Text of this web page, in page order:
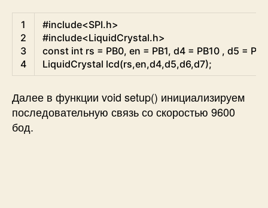
1
2
3
4
#include<SPI.h>
#include<LiquidCrystal.h>
const int rs = PB0, en = PB1, d4 = PB10 , d5 =
LiquidCrystal lcd(rs,en,d4,d5,d6,d7);
Далее в функции void setup() инициализируем
последовательную связь со скоростью 9600
бод.